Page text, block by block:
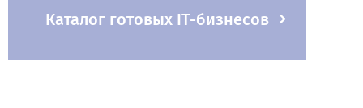
Каталог готовых IT-бизнесов